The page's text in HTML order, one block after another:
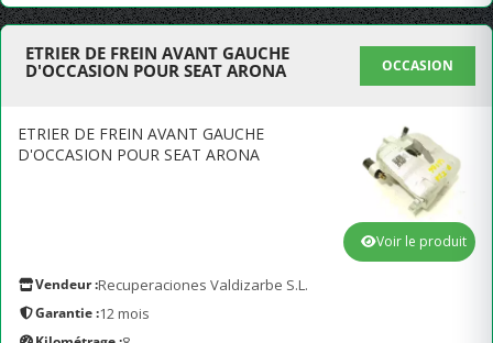
ETRIER DE FREIN AVANT GAUCHE
D'OCCASION POUR SEAT ARONA
OCCASION
ETRIER DE FREIN AVANT GAUCHE
D'OCCASION POUR SEAT ARONA
Vendeur :Recuperaciones Valdizarbe S.L.
Garantie :12 mois
Voir le produit